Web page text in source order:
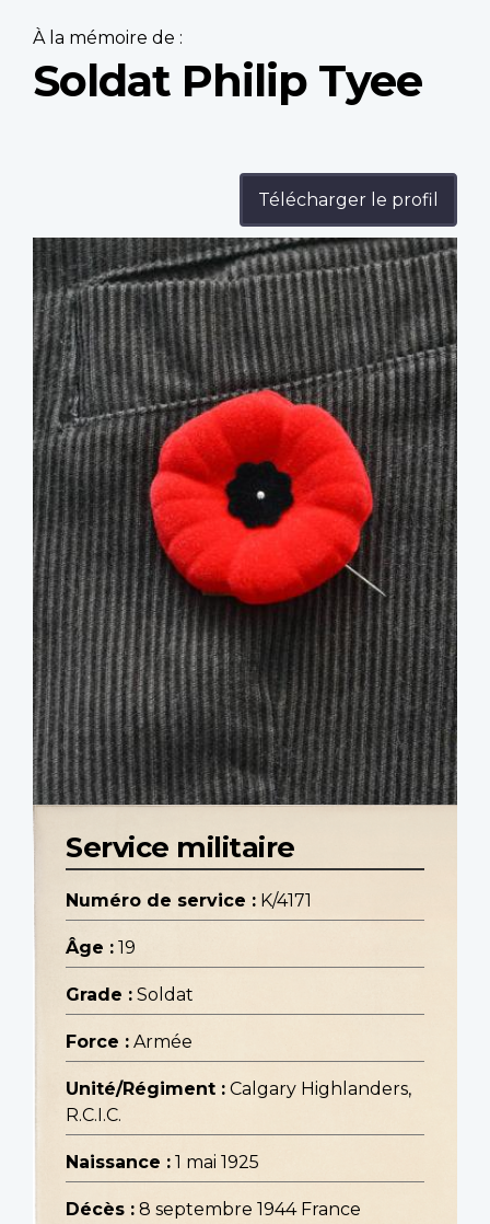
À la mémoire de :
Soldat Philip Tyee
Télécharger le profil
Profile
image
Service militaire
Numéro de service : K/4171
Âge : 19
Grade : Soldat
Force : Armée
Unité/Régiment : Calgary Highlanders,
R.C.I.C.
Naissance : 1 mai 1925
Décès : 8 septembre 1944 France